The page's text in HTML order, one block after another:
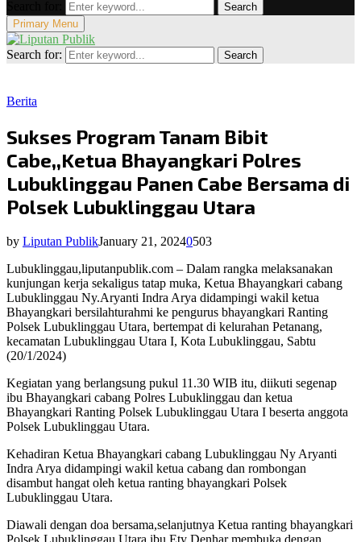
Search
Primary Menu
Search for: Search
Berita
Sukses Program Tanam Bibit
Cabe,,Ketua Bhayangkari Polres
Lubuklinggau Panen Cabe Bersama di
Polsek Lubuklinggau Utara
by Liputan PublikJanuary 21, 20240503
Lubuklinggau,liputanpublik.com – Dalam rangka melaksanakan
kunjungan kerja sekaligus tatap muka, Ketua Bhayangkari cabang
Lubuklinggau Ny.Aryanti Indra Arya didampingi wakil ketua
Bhayangkari bersilahturahmi ke pengurus bhayangkari Ranting
Polsek Lubuklinggau Utara, bertempat di kelurahan Petanang,
kecamatan Lubuklinggau Utara I, Kota Lubuklinggau, Sabtu
(20/1/2024)
Kegiatan yang berlangsung pukul 11.30 WIB itu, diikuti segenap
ibu Bhayangkari cabang Polres Lubuklinggau dan ketua
Bhayangkari Ranting Polsek Lubuklinggau Utara I beserta anggota
Polsek Lubuklinggau Utara.
Kehadiran Ketua Bhayangkari cabang Lubuklinggau Ny Aryanti
Indra Arya didampingi wakil ketua cabang dan rombongan
disambut hangat oleh ketua ranting bhayangkari Polsek
Lubuklinggau Utara.
Diawali dengan doa bersama,selanjutnya Ketua ranting bhayangkari